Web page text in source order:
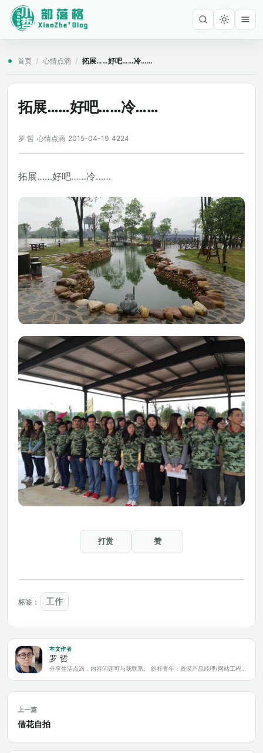
首页 / 心情点滴 / 拓展……好吧……冷……
拓展……好吧……冷……
罗 哲 心情点滴 2015-04-19 4224
拓展……好吧……冷……
打赏 赞
标签： 工作
本文作者
罗 哲
上一篇
借花自拍